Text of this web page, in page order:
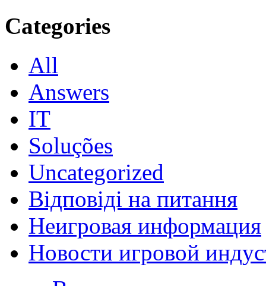
Categories
All
Answers
IT
Soluções
Uncategorized
Відповіді на питання
Неигровая информация
Новости игровой